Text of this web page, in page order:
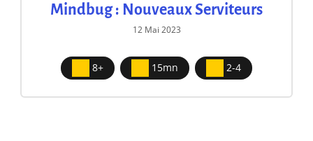
Mindbug : Nouveaux Serviteurs
12 Mai 2023
8+ 15mn 2-4